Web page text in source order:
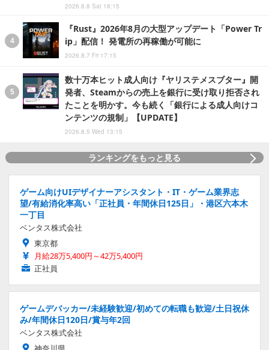
2026.8.8 Sat 18:15
『Rust』2026年8月の大型アップデート「Power Tr
ip」配信！ 発電所の再稼働が可能に
2026.8.7 Fri 17:15
数十万本ヒット成人向け『ヤリステメスブター』開
発者、Steamからの売上を銀行に受け取り拒否され
たことを明かす。今も続く「銀行による成人向けコ
ンテンツの規制」【UPDATE】
2026.8.5 Wed 13:15
ランキングをもっと見る
ゲーム向けUIデザイナーアシスタント・IT・ゲーム業界志
望/有給消化率高い「正社員・年間休日125日」・港区六本木
一丁目
ベンタス株式会社
東京都
月給28万5,400円～42万5,400円
正社員
ゲームデバッカー/未経験歓迎/初めての転職も歓迎/土日祝休
み/年間休日120日/賞与年2回
ベンタス株式会社